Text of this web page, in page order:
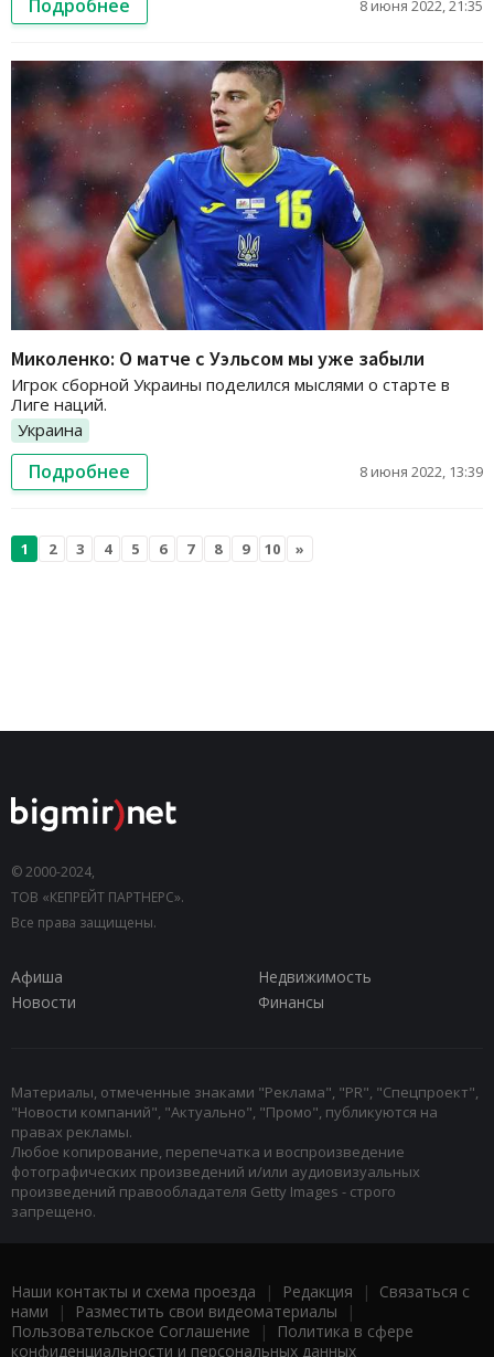
Подробнее 8 июня 2022, 21:35
Миколенко: О матче с Уэльсом мы уже забыли
Игрок сборной Украины поделился мыслями о старте в
Лиге наций.
Украина
Подробнее 8 июня 2022, 13:39
1 2 3 4 5 6 7 8 9 10 »
© 2000-2024,
ТОВ «КЕПРЕЙТ ПАРТНЕРС».
Все права защищены.
Афиша
Недвижимость
Новости
Финансы
Материалы, отмеченные знаками "Реклама", "PR", "Спецпроект",
"Новости компаний", "Актуально", "Промо", публикуются на
правах рекламы.
Любое копирование, перепечатка и воспроизведение
фотографических произведений и/или аудиовизуальных
произведений правообладателя Getty Images - строго
запрещено.
Наши контакты и схема проезда | Редакция | Связаться с
нами | Разместить свои видеоматериалы |
Пользовательское Соглашение |
Политика в сфере
конфиденциальности и персональных данных